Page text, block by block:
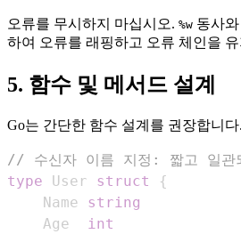
오류를 무시하지 마십시오. %w 동사와
하여 오류를 래핑하고 오류 체인을
5. 함수 및 메서드 설계
Go는 간단한 함수 설계를 권장합니다.
// 수신자 이름 지정: 짧고 일관
type User struct
{
    Name
string
    Age
int